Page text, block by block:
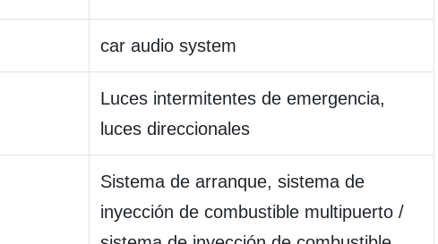
car audio system
Luces intermitentes de emergencia,
luces direccionales
Sistema de arranque, sistema de
inyección de combustible multipuerto /